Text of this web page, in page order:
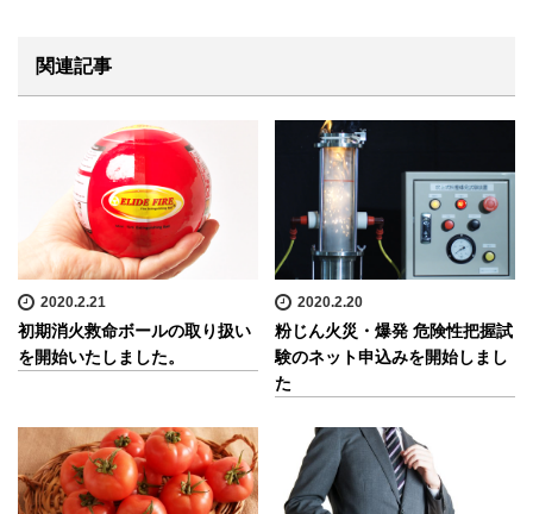
関連記事
2020.2.21
初期消火救命ボールの取り扱い
を開始いたしました。
2020.2.20
粉じん火災・爆発 危険性把握試
験のネット申込みを開始しまし
た